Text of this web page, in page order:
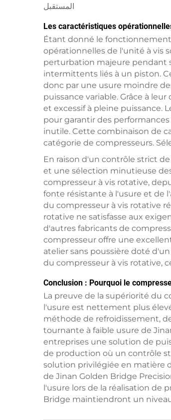
المستقبل
Les caractéristiques
Étant donné le
opérationnelles de l'unité à vis
perturbation majeure pendant
intermittents liés à un piston.
donc par une usure moindre
puissance variable. Grâce à
et excessif à pleine puissance.
pour garantir des
inutile. Cette combinaison de
catégorie de compresseurs.
En raison d'un contrôle strict
et une sélection minutieuse
compresseur à vis rotative,
fonte résistante à l'usure et de
du compresseur à vis rotative
rotative ne satisfasse aux
d'autres fabricants de
compresseur offre une
atelier sans poussière doté
du compresseur à vis rotative,
Conclusion : Pourquoi le
La preuve de la supériorité du
l'usure est nettement plus
méthode de refroidissement,
tournante à faible usure de
entreprises une solution de
de production où un contrôle
solution privilégiée en matière
de Jinan Golden Bridge
l'usure lors de la réalisation de
Bridge maintiendront un